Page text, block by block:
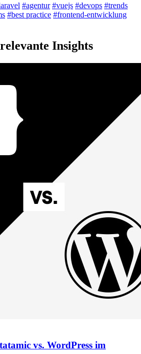
#agentur #vuejs #devops #trends
#best practice #frontend-entwicklung
Insights
vs. WordPress im